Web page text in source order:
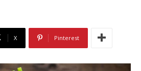
X Pinterest